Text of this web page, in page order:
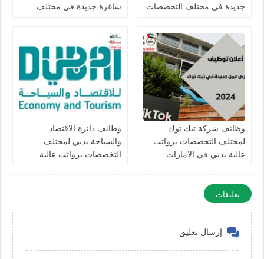
جديدة في مختلف التخصصات
شاغرة جديدة في مختلف
برواتب تصل 10,000 درهم
وظائف شركة تيك توك
لمختلف التخصصات برواتب
عالية بدبي في الامارات
وظائف دائرة الاقتصاد
والسياحة بدبي لمختلف
التخصصات برواتب عالية
تعليقات
إرسال تعليق